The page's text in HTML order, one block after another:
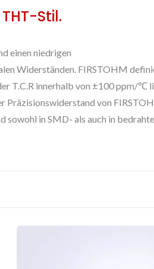
Stil.
einen niedrigen
Widerständen. FIRSTOHM
T.C.R innerhalb von ±100 ppm/℃
Präzisionswiderstand von
in SMD- als auch in